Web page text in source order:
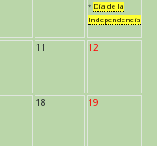
* Día de la
Independencia
11 12
18 19